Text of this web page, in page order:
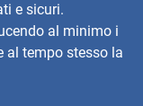
e sicuri.
al minimo i
al tempo stesso la